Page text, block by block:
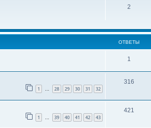
2
ОТВЕТЫ
1
1 … 28 29 30 31 32
316
1 … 39 40 41 42 43
421